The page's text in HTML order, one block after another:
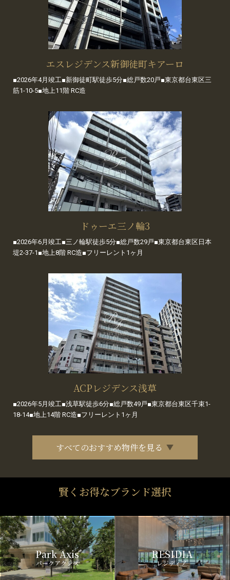
エスレジデンス新御徒町キアーロ
■2026年4月竣工■新御徒町駅徒歩5分■総戸数20戸■東京都台東区三
筋1-10-5■地上11階 RC造
ドゥーエ三ノ輪3
■2026年6月竣工■三ノ輪駅徒歩5分■総戸数29戸■東京都台東区日本
堤2-37-1■地上8階 RC造■フリーレント1ヶ月
ACPレジデンス浅草
■2026年5月竣工■浅草駅徒歩6分■総戸数49戸■東京都台東区千束1-
18-14■地上14階 RC造■フリーレント1ヶ月
すべてのおすすめ物件を見る
賢くお得なブランド選択
Park Axis
パークアクシス
RESIDIA
レジディア